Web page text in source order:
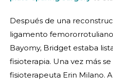
Después de una
ligamento
Bayomy, Bridget estaba
fisioterapia. Una vez más
fisioterapeuta Erin Milano.